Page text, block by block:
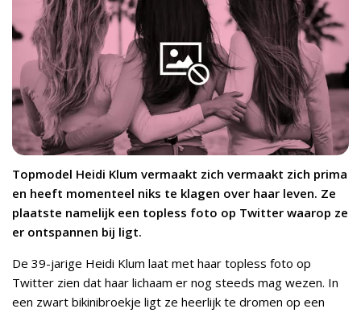
Topmodel Heidi Klum vermaakt zich vermaakt zich prima
en heeft momenteel niks te klagen over haar leven. Ze
plaatste namelijk een topless foto op Twitter waarop ze
er ontspannen bij ligt.
De 39-jarige Heidi Klum laat met haar topless foto op
Twitter zien dat haar lichaam er nog steeds mag wezen. In
een zwart bikinibroekje ligt ze heerlijk te dromen op een